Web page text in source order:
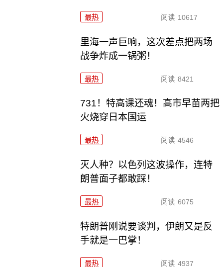
最热 阅读 10617
里海一声巨响，这次差点把两场
战争炸成一锅粥！
最热 阅读 8421
731！特高课还魂！高市早苗两把
火烧穿日本国运
最热 阅读 4546
灭人种？以色列这波操作，连特
朗普面子都敢踩！
最热 阅读 6075
特朗普刚说要谈判，伊朗又是反
手就是一巴掌！
最热 阅读 4937